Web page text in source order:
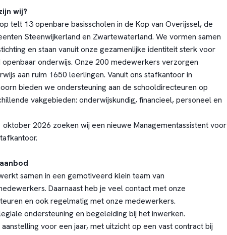
wij?
telt 13 openbare basisscholen in de Kop van Overijssel, de
Steenwijkerland en Zwartewaterland. We vormen samen
en staan vanuit onze gezamenlijke identiteit sterk voor
openbaar onderwijs. Onze 200 medewerkers verzorgen
aan ruim 1650 leerlingen. Vanuit ons stafkantoor in
bieden we ondersteuning aan de schooldirecteuren op
vakgebieden: onderwijskundig, financieel, personeel en
oktober 2026 zoeken wij een nieuwe Managementassistent voor
samen in een gemotiveerd klein team van
Daarnaast heb je veel contact met onze
en ook regelmatig met onze medewerkers.
ondersteuning en begeleiding bij het inwerken.
aanstelling voor een jaar, met uitzicht op een vast contract bij